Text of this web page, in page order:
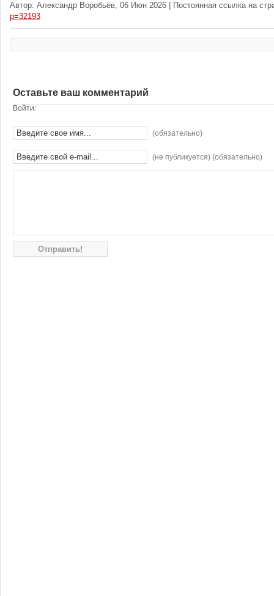
Автор: Александр Воробьёв, 06 Июн 2026 | Постоянная ссылка на
p=32193
Оставьте ваш комментарий
Войти:
(обязательно)
(не публикуется) (обязательно)